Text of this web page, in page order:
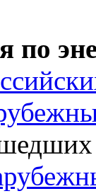
по